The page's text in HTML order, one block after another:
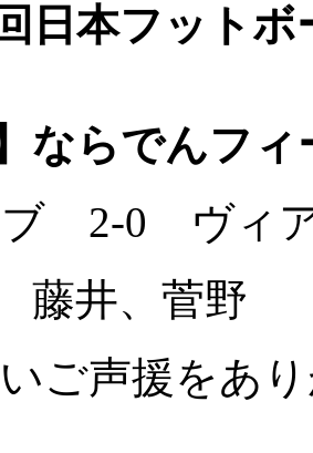
日本フット
ならでんフ
ブ 2-0 ヴィ
藤井、菅野
ご声援をあ